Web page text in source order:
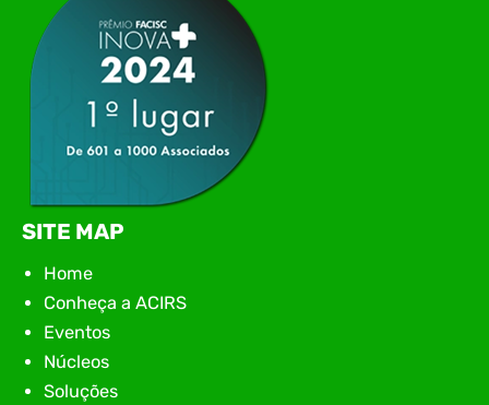
SITE MAP
Home
Conheça a ACIRS
Eventos
Núcleos
Soluções